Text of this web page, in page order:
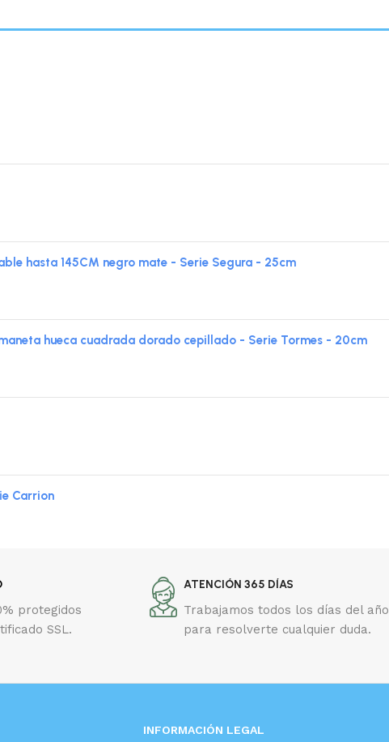
hasta 145CM negro mate - Serie Segura - 25cm
hueca cuadrada dorado cepillado - Serie Tormes - 20cm
Carrion
protegidos
SSL.
ATENCIÓN 365 DÍAS
Trabajamos todos los días del año
para resolverte cualquier duda.
INFORMACIÓN LEGAL